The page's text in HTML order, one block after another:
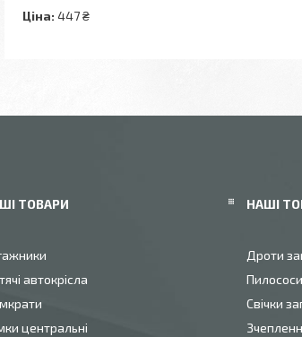
Ціна: 447 ₴
ТОВАРИ
автокрісла
центральні
НАШІ
Дроти
Свічки